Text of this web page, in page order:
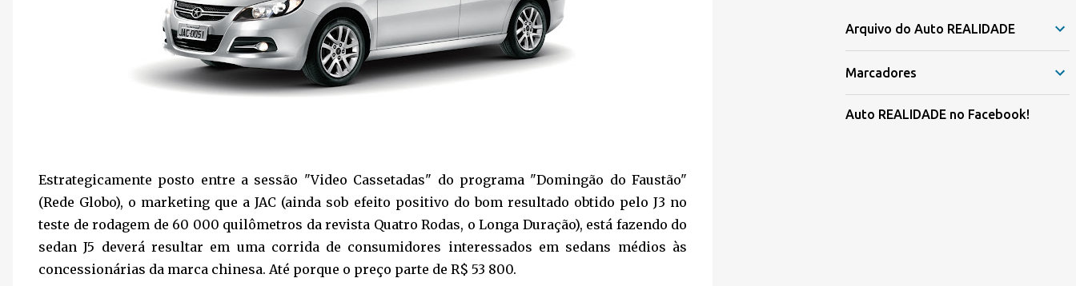
Estrategicamente posto entre a sessão "Video Cassetadas" do programa "Domingão do Faustão"
(Rede Globo), o marketing que a JAC (ainda sob efeito positivo do bom resultado obtido pelo J3 no
teste de rodagem de 60 000 quilômetros da revista Quatro Rodas, o Longa Duração), está fazendo do
sedan J5 deverá resultar em uma corrida de consumidores interessados em sedans médios às
concessionárias da marca chinesa. Até porque o preço parte de R$ 53 800.
Arquivo do Auto REALIDADE
Marcadores
Auto REALIDADE no Facebook!